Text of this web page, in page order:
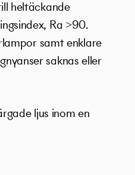
heltäckande
Ra ˃90.
samt enklare
saknas eller
ljus inom en